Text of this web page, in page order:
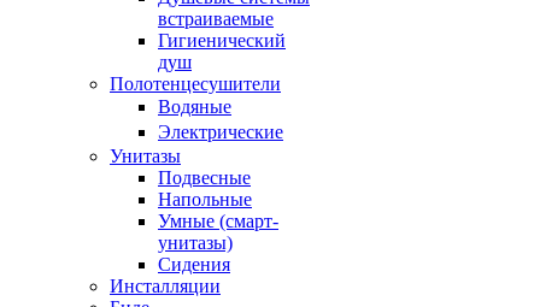
встраиваемые
Гигиенический
душ
Полотенцесушители
ㅤВодяные
ㅤЭлектрические
Унитазы
Подвесные
Напольные
Умные (смарт-
унитазы)
Сидения
Инсталляции